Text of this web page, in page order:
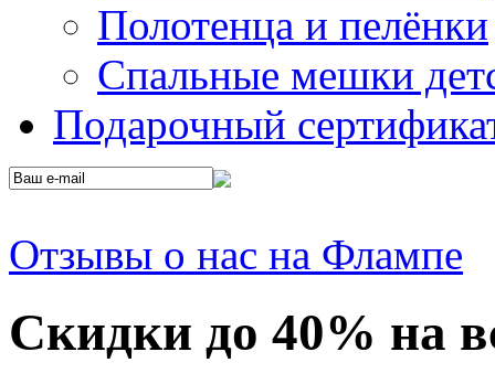
Полотенца и пелёнки
Спальные мешки
Подарочный
Отзывы о нас на Флампе
Скидки до 40% на